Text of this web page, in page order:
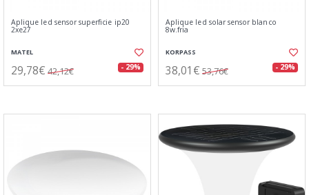
Aplique led sensor superficie ip20
2xe27
MATEL
29,78€ 42,12€ - 29%
Aplique led solar sensor blanco
8w.fria
KORPASS
38,01€ 53,76€ - 29%